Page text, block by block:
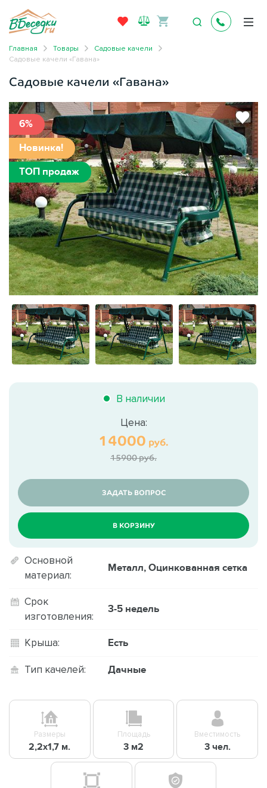
Главная Товары
Садовые качели
Садовые качели «Гавана»
Садовые качели «Гавана»
6%
Новинка!
ТОП продаж
В наличии
Цена:
14000 руб.
15900 руб.
ЗАДАТЬ ВОПРОС
В КОРЗИНУ
Основной
материал:
Металл, Оцинкованная сетка
Срок
изготовления:
3-5 недель
Крыша: Есть
Тип качелей: Дачные
Размеры
2,2х1,7 м.
Площадь
3 м2
Вместимость
3 чел.